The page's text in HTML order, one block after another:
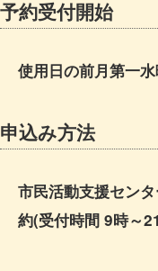
予約受付開始
使用日の前月第一
申込み方法
市民活動支援セン
約(受付時間 9時～